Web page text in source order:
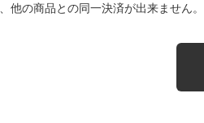
他の商品との同一決済が出来ません